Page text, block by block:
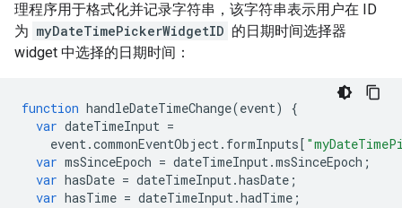
理程序用于格式化并记录字符串，该字符串表示用户在 ID
为 myDateTimePickerWidgetID 的日期时间选择器
widget 中选择的日期时间：
function handleDateTimeChange(event)
{
var dateTimeInput =
event.commonEventObject. formInputs [
var msSinceEpoch = dateTimeInput.msSinceEpoch ;
var hasDate = dateTimeInput.hasDate ;
var hasTime = dateTimeInput.hadTime ;